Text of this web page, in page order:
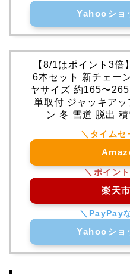
Yahooショ
【8/1はポイント3
6本セット 新チェー
ヤサイズ 約165〜
単取付 ジャッキア
ン 冬 雪道 脱出
楽天
Yahooショ